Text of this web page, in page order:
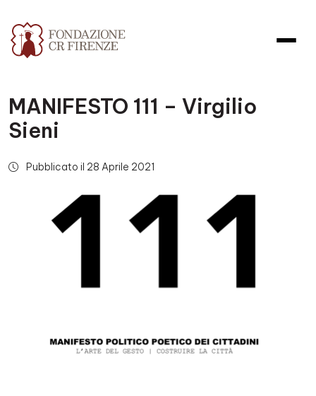
MANIFESTO 111 – Virgilio
Sieni
Pubblicato il 28 Aprile 2021